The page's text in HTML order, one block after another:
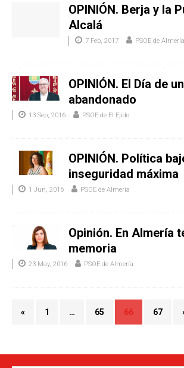
OPINIÓN. Berja y la
Alcalá
7 Feb, 2017 PSOE de Almería
OPINIÓN. El Día de
abandonado
13 Sep, 2016 PSOE de El Ejido
OPINIÓN. Política
inseguridad máxima
1 Jun, 2016 PSOE de Almería
Opinión. En Almería
memoria
23 May, 2016 PSOE de Almería
« 1 … 65 66 67